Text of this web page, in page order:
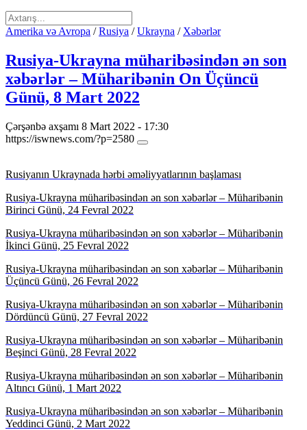
Amerika və Avropa /Rusiya /Ukrayna / Xəbərlər
Rusiya-Ukrayna müharibəsindən ən son
xəbərlər – Müharibənin On Üçüncü
Günü, 8 Mart 2022
Çərşənbə axşamı 8 Mart 2022 - 17:30
https://iswnews.com/?p=2580
Rusiyanın Ukraynada hərbi əməliyyatlarının başlaması
Rusiya-Ukrayna müharibəsindən ən son xəbərlər – Müharibənin
Birinci Günü, 24 Fevral 2022
Rusiya-Ukrayna müharibəsindən ən son xəbərlər – Müharibənin
İkinci Günü, 25 Fevral 2022
Rusiya-Ukrayna müharibəsindən ən son xəbərlər – Müharibənin
Üçüncü Günü, 26 Fevral 2022
Rusiya-Ukrayna müharibəsindən ən son xəbərlər – Müharibənin
Dördüncü Günü, 27 Fevral 2022
Rusiya-Ukrayna müharibəsindən ən son xəbərlər – Müharibənin
Beşinci Günü, 28 Fevral 2022
Rusiya-Ukrayna müharibəsindən ən son xəbərlər – Müharibənin
Altıncı Günü, 1 Mart 2022
Rusiya-Ukrayna müharibəsindən ən son xəbərlər – Müharibənin
Yeddinci Günü, 2 Mart 2022